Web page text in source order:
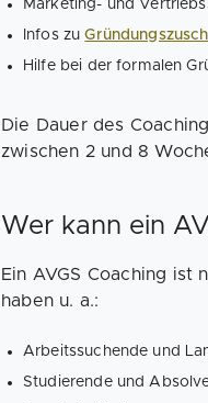
Marketing- und
Infos zu
Hilfe bei der formalen
Die Dauer des
zwischen 2 und 8
Wer kann ein
Ein AVGS Coaching ist
haben u. a.:
Arbeitssuchende und
Studierende und